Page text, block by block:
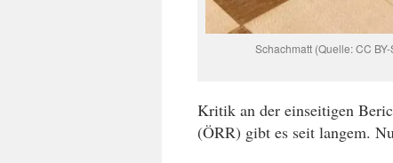
Schachmatt (Quelle: CC
Kritik an der einseitigen
(ÖRR) gibt es seit langem.